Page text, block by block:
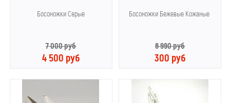
Босоножки Серые
7 000 руб
4 500 руб
Босоножки Бежевые Кожаные
6 990 руб
300 руб